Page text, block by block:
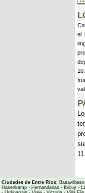
el
Ciudades de Entre Ríos: Basavilbaso
Hasenkamp - Hernandarias - Ibicuy -